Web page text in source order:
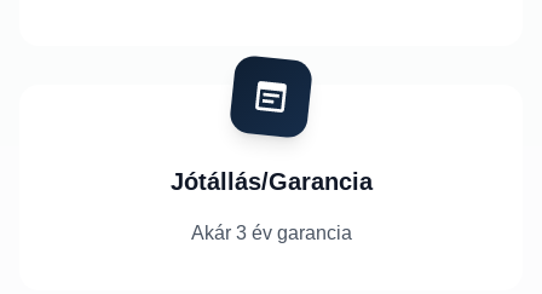
Jótállás/Garancia
Akár 3 év garancia